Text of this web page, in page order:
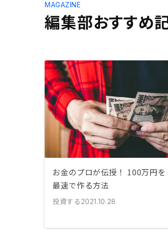
編集部おすすめ
MAGAZINE
お金のプロが伝授！ 100万円を
最速で作る方法
投資する 2021.10.28